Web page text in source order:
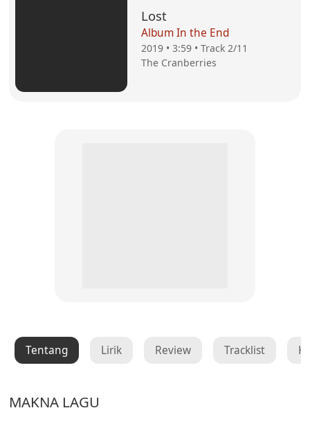
Lost
Album In the End
2019 • 3:59 • Track 2/11
The Cranberries
Tentang Lirik Review Tracklist
MAKNA LAGU